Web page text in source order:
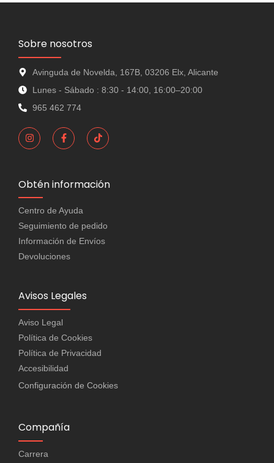
Sobre nosotros
Avinguda de Novelda, 167B, 03206 Elx, Alicante
Lunes - Sábado : 8:30 - 14:00, 16:00–20:00
965 462 774
Obtén información
Centro de Ayuda
Seguimiento de pedido
Información de Envíos
Devoluciones
Avisos Legales
Aviso Legal
Política de Cookies
Política de Privacidad
Accesibilidad
Configuración de Cookies
Compañía
Carrera